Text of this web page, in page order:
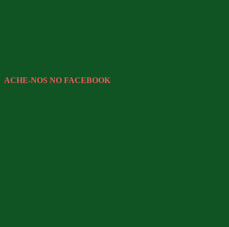
ACHE-NOS NO FACEBOOK